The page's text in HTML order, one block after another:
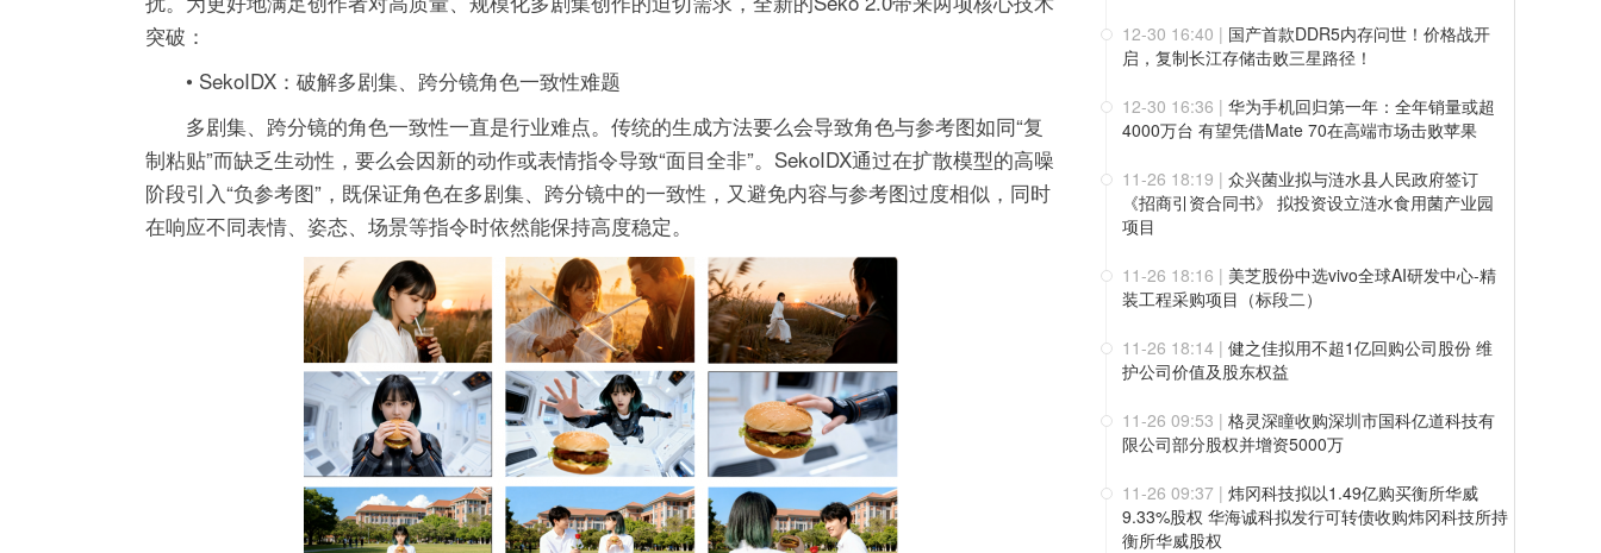
突破：
• SekoIDX：破解多剧集、跨分镜角色一致性难题
多剧集、跨分镜的角色一致性一直是行业难点。传统的生成方法要么会导致角色与参考图如同“复
制粘贴”而缺乏生动性，要么会因新的动作或表情指令导致“面目全非”。SekoIDX通过在扩散模型的高噪
阶段引入“负参考图”，既保证角色在多剧集、跨分镜中的一致性，又避免内容与参考图过度相似，同时
在响应不同表情、姿态、场景等指令时依然能保持高度稳定。
12-30 16:40 | 国产首款DDR5内存问世！价格战开
启，复制长江存储击败三星路径！
12-30 16:36 | 华为手机回归第一年：全年销量或超
4000万台 有望凭借Mate 70在高端市场击败苹果
11-26 18:19 | 众兴菌业拟与涟水县人民政府签订
《招商引资合同书》 拟投资设立涟水食用菌产业园
项目
11-26 18:16 | 美芝股份中选vivo全球AI研发中心-精
装工程采购项目（标段二）
11-26 18:14 | 健之佳拟用不超1亿回购公司股份 维
护公司价值及股东权益
11-26 09:53 | 格灵深瞳收购深圳市国科亿道科技有
限公司部分股权并增资5000万
11-26 09:37 | 炜冈科技拟以1.49亿购买衡所华威
9.33%股权 华海诚科拟发行可转债收购炜冈科技所持
衡所华威股权